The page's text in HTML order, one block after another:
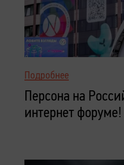
Подробнее
Персона на
интернет форуме!